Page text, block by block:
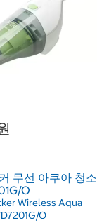
무선 아쿠아 청소
O
Wireless Aqua
O